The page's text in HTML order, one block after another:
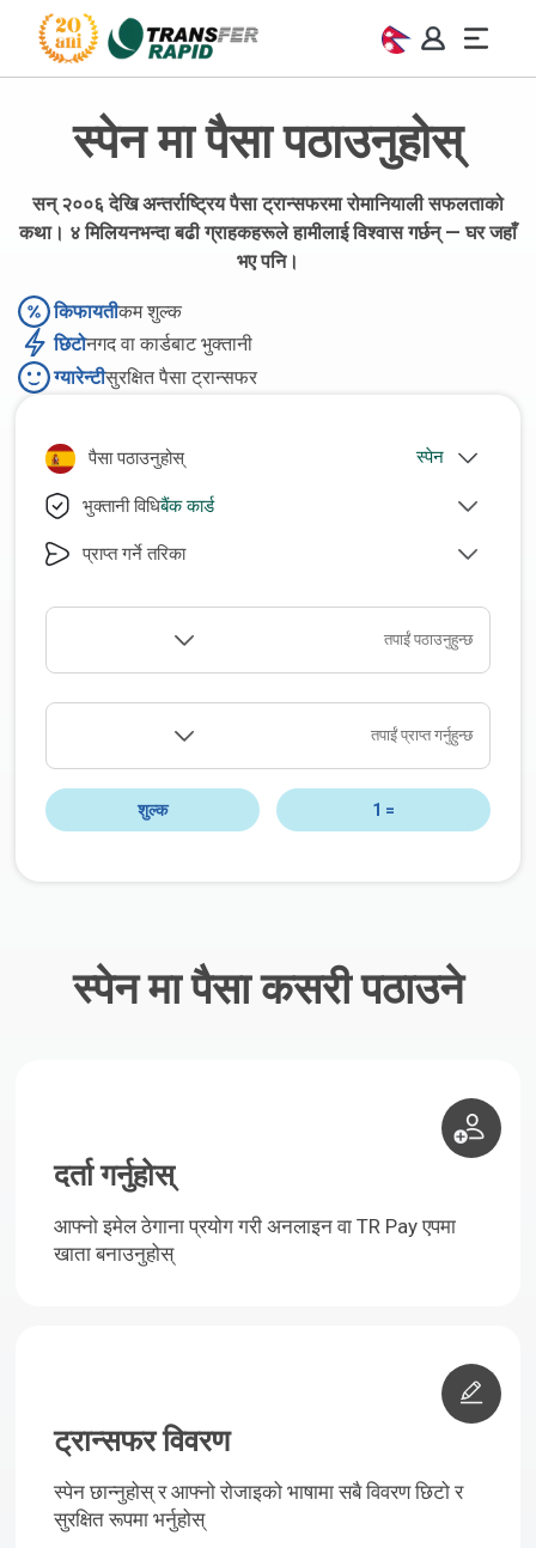
स्पेन मा पैसा पठाउनुहोस्
सन् २००६ देखि अन्तर्राष्ट्रिय पैसा ट्रान्सफरमा रोमानियाली सफलताको
कथा। ४ मिलियनभन्दा बढी ग्राहकहरूले हामीलाई विश्वास गर्छन् — घर जहाँ
भए पनि।
किफायतीकम शुल्क
छिटोनगद वा कार्डबाट भुक्तानी
ग्यारेन्टीसुरक्षित पैसा ट्रान्सफर
पैसा पठाउनुहोस्
भुक्तानी विधिबैंक कार्ड
प्राप्त गर्ने तरिका
तपाईं पठाउनुहुन्छ
तपाईं प्राप्त गर्नुहुन्छ
शुल्क 1 =
स्पेन मा पैसा कसरी पठाउने
दर्ता गर्नुहोस्
आफ्नो इमेल ठेगाना प्रयोग गरी अनलाइन वा TR Pay एपमा
खाता बनाउनुहोस्
ट्रान्सफर विवरण
स्पेन छान्नुहोस् र आफ्नो रोजाइको भाषामा सबै विवरण छिटो र
सुरक्षित रूपमा भर्नुहोस्